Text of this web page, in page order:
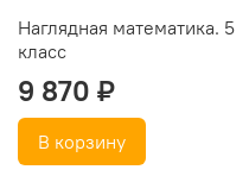
Наглядная математика. 5
класс
9 870 ₽
В корзину